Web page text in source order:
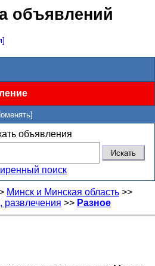
объявлений
объявления
поиск
Минск и Минская область >>
развлечения >> Разное